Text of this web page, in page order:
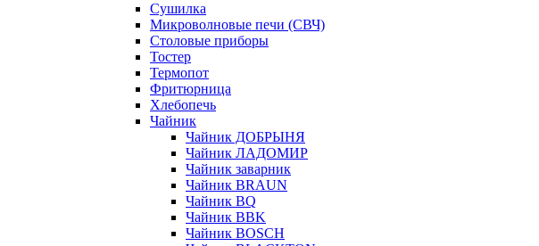
Сушилка
Микроволновые печи (СВЧ)
Столовые приборы
Тостер
Термопот
Фритюрница
Хлебопечь
Чайник
Чайник ДОБРЫНЯ
Чайник ЛАДОМИР
Чайник заварник
Чайник BRAUN
Чайник BQ
Чайник BBK
Чайник BOSCH